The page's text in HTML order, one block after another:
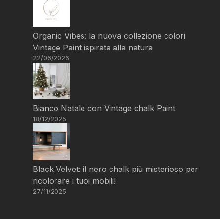
Organic Vibes: la nuova collezione colori
Vintage Paint ispirata alla natura
22/06/2026
Bianco Natale con Vintage chalk Paint
18/12/2025
Black Velvet: il nero chalk più misterioso per
ricolorare i tuoi mobili!
27/11/2025